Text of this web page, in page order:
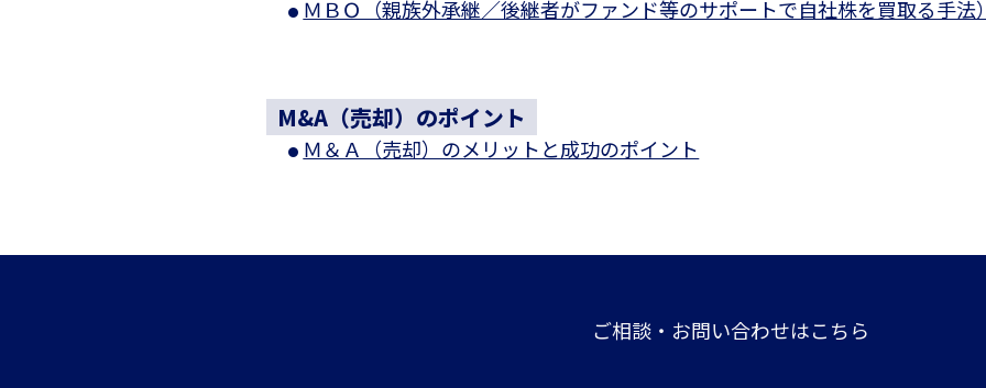
ＭＢＯ（親族外承継／後継者がファンド等のサポートで自社株を買取る手法
M&A（売却）のポイント
Ｍ＆Ａ（売却）のメリットと成功のポイント
ご相談・お問い合わせはこちら